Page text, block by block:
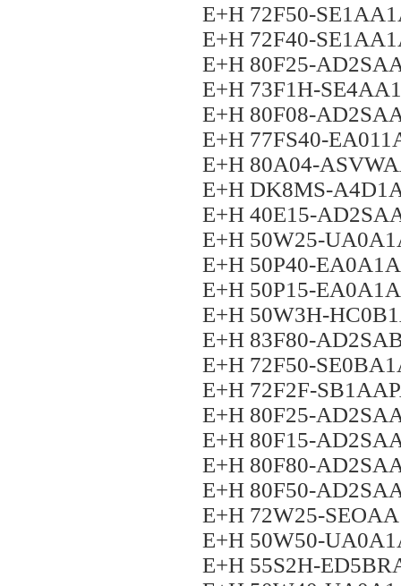
E+H 72F50-
E+H 72F40-
E+H 80F25-
E+H 73F1H-
E+H 80F08-
E+H 77FS40-
E+H 80A04-
E+H DK8MS-
E+H 40E15-
E+H 50W25-
E+H 50P40-
E+H 50P15-
E+H 50W3H-
E+H 83F80-
E+H 72F50-
E+H 72F2F-
E+H 80F25-
E+H 80F15-
E+H 80F80-
E+H 80F50-
E+H 72W25-
E+H 50W50-
E+H 55S2H-